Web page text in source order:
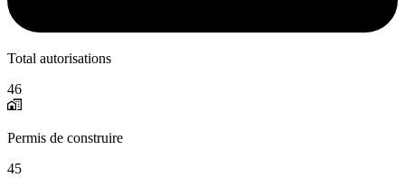
Total autorisations
46
Permis de construire
45